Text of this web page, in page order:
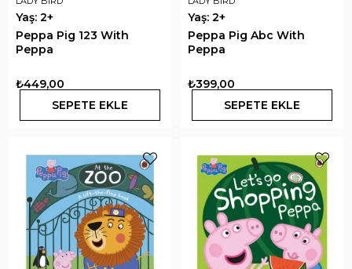
Yaş: 2+
Peppa Pig 123 With
Peppa
₺449,00
SEPETE EKLE
Yaş: 2+
Peppa Pig Abc With
Peppa
₺399,00
SEPETE EKLE